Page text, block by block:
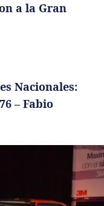
a la Gran
Nacionales:
– Fabio